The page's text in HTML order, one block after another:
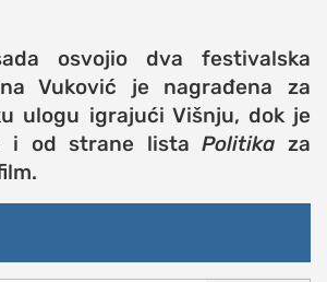
osvojio dva festivalska
Vuković je nagrađena za
ulogu igrajući Višnju, dok je
i od strane listaPolitika za